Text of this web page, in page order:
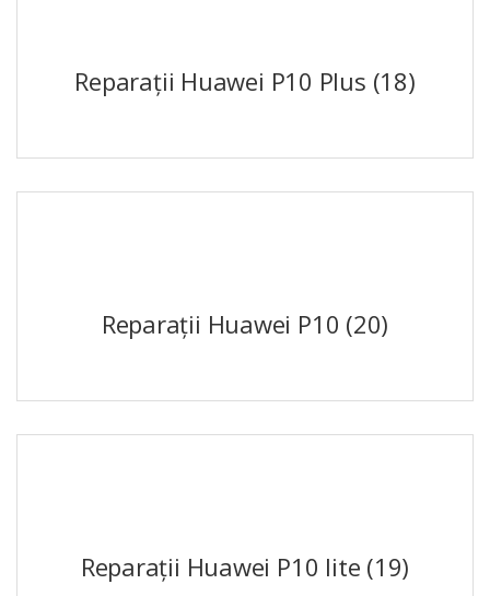
Reparații Huawei P10 Plus (18)
Reparații Huawei P10 (20)
Reparații Huawei P10 lite (19)